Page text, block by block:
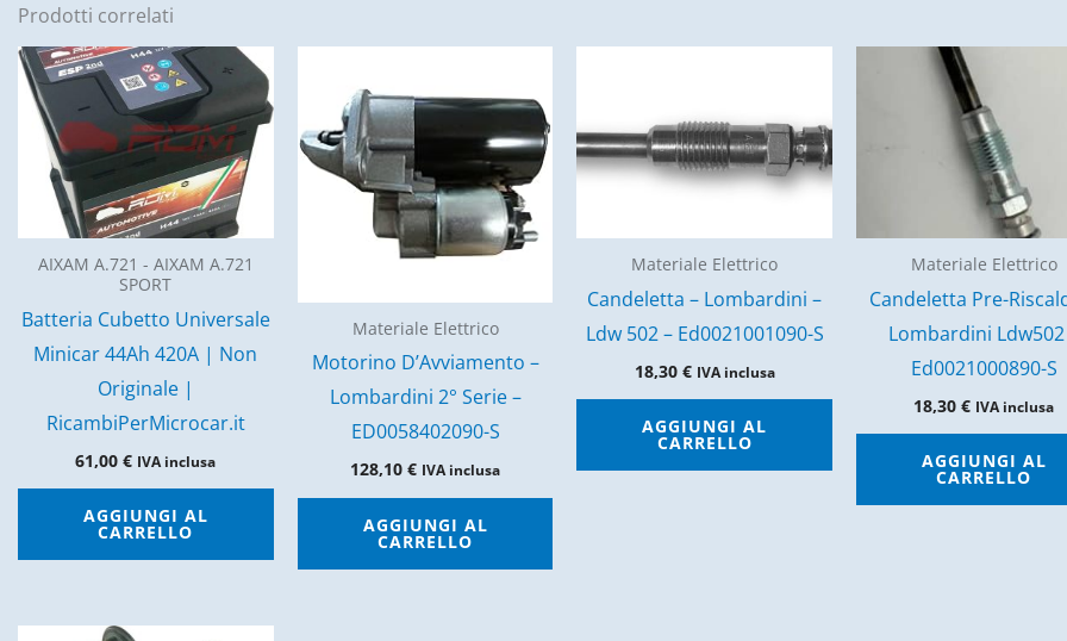
Prodotti correlati
AIXAM A.721 - AIXAM A.721
SPORT
Batteria Cubetto Universale
Minicar 44Ah 420A | Non
Originale |
RicambiPerMicrocar.it
61,00€ IVA inclusa
AGGIUNGI AL
CARRELLO
Materiale Elettrico
Motorino D’Avviamento –
Lombardini 2° Serie –
ED0058402090-S
128,10€ IVA inclusa
AGGIUNGI AL
CARRELLO
Materiale Elettrico
Candeletta – Lombardini –
Ldw 502 – Ed0021001090-S
18,30 € IVA inclusa
AGGIUNGI AL
CARRELLO
Materiale Elettrico
Candeletta Pre-
Lombardini
Ed0021000890-S
18,30€ IVA inclusa
AGGIUNGI AL
CARRELLO